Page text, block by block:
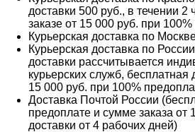
доставки 500 руб., в течении 2
заказе от 15 000 руб. при
Курьерская доставка по
Курьерская доставка по
доставки рассчитывается
курьерских служб, бесплатная
15 000 руб. при 100%
Доставка Почтой России
предоплате и сумме заказа от
доставки от 4 рабочих дней)